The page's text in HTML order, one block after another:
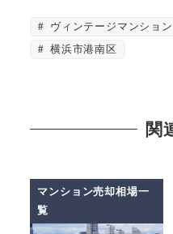
ヴィンテージマンション
横浜市港南区
関
マンション売却相場一
覧